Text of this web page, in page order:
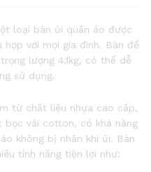
loại bàn ủi quần áo được
với mọi gia đình. Bàn để
lượng 4,1kg, có thể dễ
sử dụng.
từ chất liệu nhựa cao cấp,
vải cotton, có khả năng
không bị nhăn khi ủi. Bàn
tính năng tiện lợi như: